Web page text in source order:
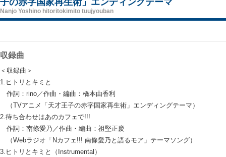
子の赤字国家再生術」エンディングテーマ
Nanjo Yoshino hitoritokimito tuujyouban
収録曲
＜収録曲＞
1.ヒトリとキミと
作詞：rino／作曲・編曲：橋本由香利
（TVアニメ「天才王子の赤字国家再生術」エンディングテーマ）
2.待ち合わせはあのカフェで!!!
作詞：南條愛乃／作曲・編曲：祖堅正慶
（Webラジオ「Nカフェ!!! 南條愛乃と語るモア」テーマソング）
3.ヒトリとキミと（Instrumental）